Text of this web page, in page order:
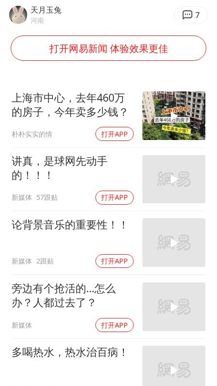
2025年小学教师减少13.19万
王艺迪无缘横滨赛决赛
泰国：高度重视中国游客旅游体验
上海大部迎大暴雨
《龙餐馆》 冲奖
蒯曼挺进WTT横滨冠军赛女单四强
天月玉兔
河南 7
打开网易新闻 体验效果更佳
上海市中心，去年460万
的房子，今年卖多少钱？
朴朴实实的情 打开APP
讲真，是球网先动手
的！！！
新媒体 57跟贴 打开APP
论背景音乐的重要性！！
新媒体 2跟贴 打开APP
旁边有个抢活的…怎么
办？人都过去了？
新媒体 打开APP
多喝热水，热水治百病！